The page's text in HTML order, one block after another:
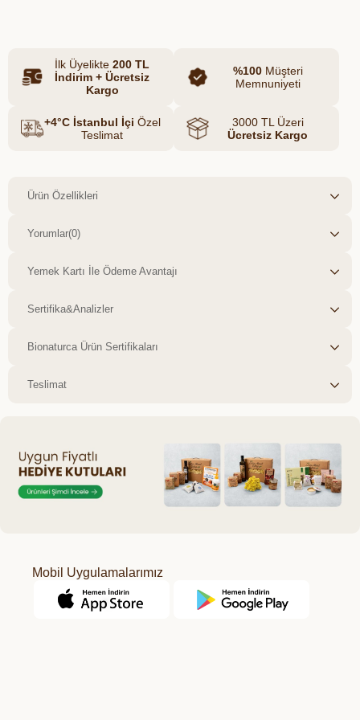
İlk Üyelikte 200 TL
İndirim + Ücretsiz
Kargo
%100Müşteri
Memnuniyeti
+4°C İstanbul İçi Özel
Teslimat
3000 TL Üzeri
Ücretsiz Kargo
Ürün Özellikleri
Yorumlar(0)
Yemek Kartı İle Ödeme Avantajı
Sertifika&Analizler
Bionaturca Ürün Sertifikaları
Teslimat
Mobil Uygulamalarımız